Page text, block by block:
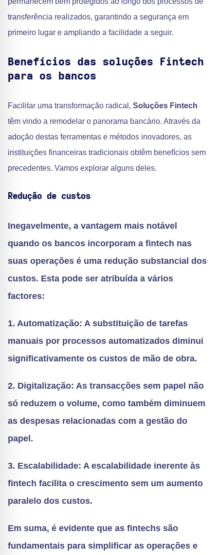
transferência realizados, garantindo a segurança em
primeiro lugar e ampliando a facilidade a seguir.
Benefícios das soluções Fintech
para os bancos
Facilitar uma transformação radical, Soluções Fintech
têm vindo a remodelar o panorama bancário. Através da
adoção destas ferramentas e métodos inovadores, as
instituições financeiras tradicionais obtêm benefícios sem
precedentes. Vamos explorar alguns deles.
Redução de custos
Inegavelmente, a vantagem mais notável
quando os bancos incorporam a fintech nas
suas operações é uma redução substancial dos
custos. Esta pode ser atribuída a vários
factores:
1. Automatização: A substituição de tarefas
manuais por processos automatizados diminui
significativamente os custos de mão de obra.
2. Digitalização: As transacções sem papel não
só reduzem o volume, como também diminuem
as despesas relacionadas com a gestão do
papel.
3. Escalabilidade: A escalabilidade inerente às
fintech facilita o crescimento sem um aumento
paralelo dos custos.
Em suma, é evidente que as fintechs são
fundamentais para simplificar as operações e